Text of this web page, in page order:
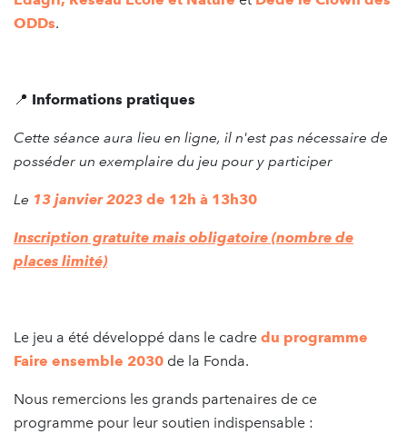
ODDs.
📍 Informations pratiques
Cette séance aura lieu en ligne, il n'est pas nécessaire de
posséder un exemplaire du jeu pour y participer
Le 13 janvier 2023 de 12h à 13h30
Inscription gratuite mais obligatoire (nombre de
places limité)
Le jeu a été développé dans le cadre du programme
Faire ensemble 2030 de la Fonda.
Nous remercions les grands partenaires de ce
programme pour leur soutien indispensable :